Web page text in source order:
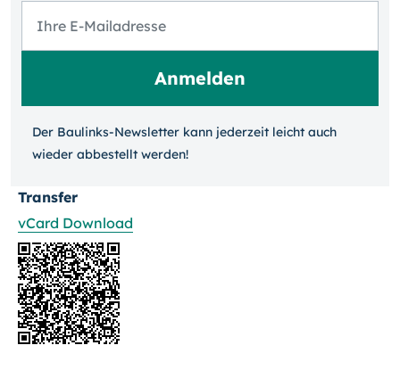
Der Baulinks-Newsletter kann jeder­zeit leicht auch
wieder ab­bestellt werden!
Transfer
vCard Download